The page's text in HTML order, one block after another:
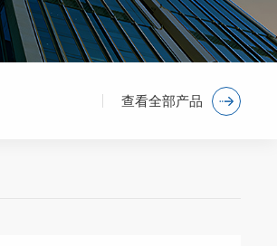
查看全部产品